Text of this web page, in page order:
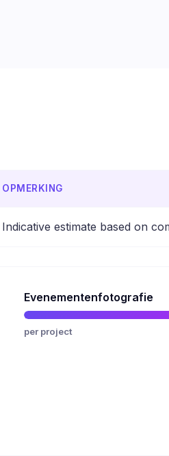
OPMERKING
Indicative estimate based on
Evenementenfotografie
per project